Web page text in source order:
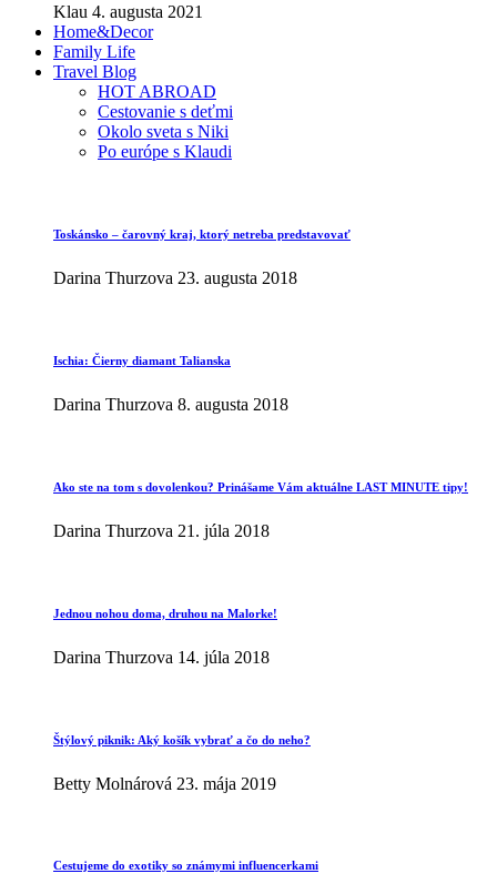
Klau 4. augusta 2021
Home&Decor
Family Life
Travel Blog
HOT ABROAD
Cestovanie s deťmi
Okolo sveta s Niki
Po európe s Klaudi
Toskánsko – čarovný kraj, ktorý netreba predstavovať
Darina Thurzova 23. augusta 2018
Ischia: Čierny diamant Talianska
Darina Thurzova 8. augusta 2018
Ako ste na tom s dovolenkou? Prinášame Vám aktuálne LAST MINUTE tipy!
Darina Thurzova 21. júla 2018
Jednou nohou doma, druhou na Malorke!
Darina Thurzova 14. júla 2018
Štýlový piknik: Aký košík vybrať a čo do neho?
Betty Molnárová 23. mája 2019
Cestujeme do exotiky so známymi influencerkami